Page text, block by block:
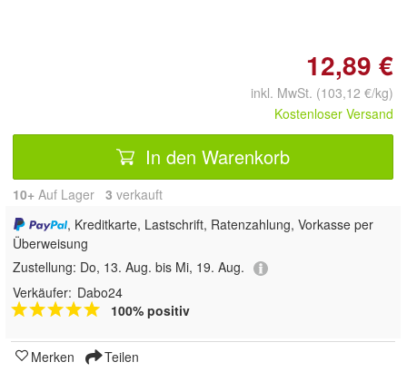
12,89 €
inkl. MwSt. (103,12 €/kg)
Kostenloser Versand
In den Warenkorb
10+ Auf Lager 3 verkauft
, Kreditkarte, Lastschrift, Ratenzahlung, Vorkasse per
Überweisung
Zustellung: Do, 13. Aug. bis Mi, 19. Aug.
Verkäufer: Dabo24
100% positiv
Merken Teilen